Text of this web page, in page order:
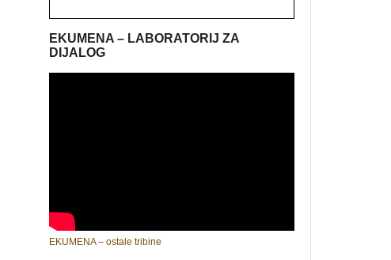
EKUMENA – LABORATORIJ ZA
DIJALOG
EKUMENA – ostale tribine